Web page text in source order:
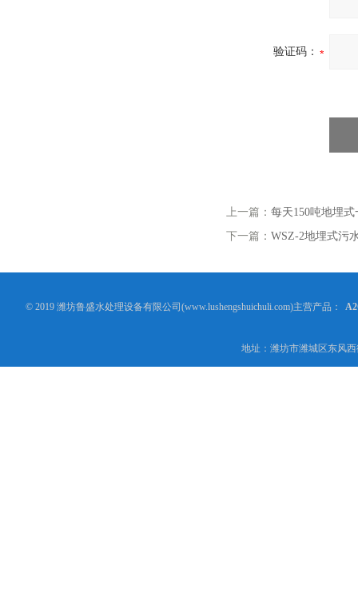
验证码：
上一篇： 每天150吨地埋
下一篇： WSZ-2地埋式污
© 2019 潍坊鲁盛水处理设备有限公司(www.lushengshuichuli.com)主营产品：
地址：潍坊市潍城区东风